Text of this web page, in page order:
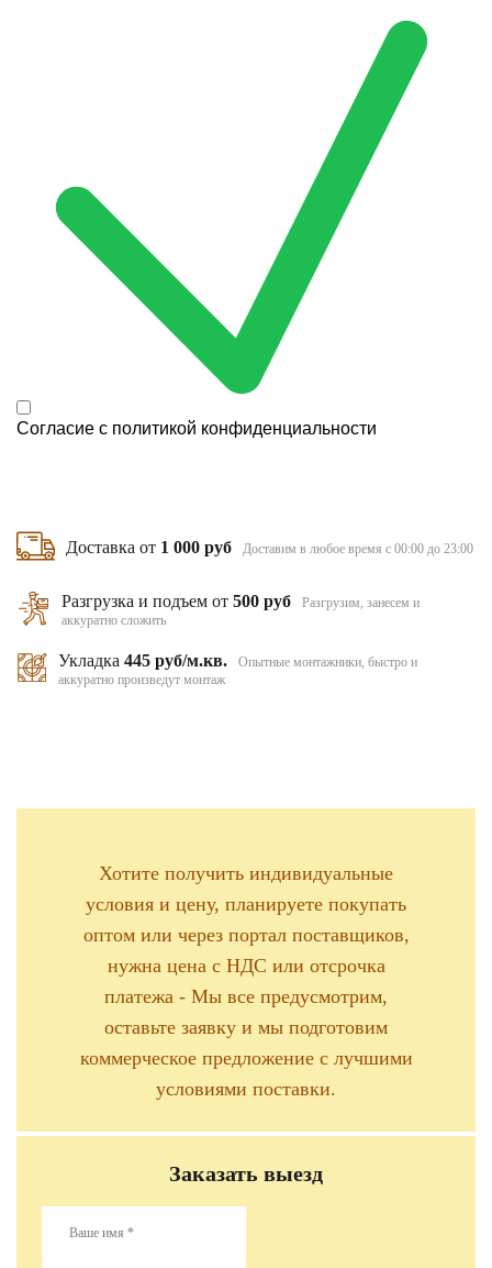
Согласие с политикой конфиденциальности
Доставка от 1 000 руб Доставим в любое время с 00:00 до 23:00
Разгрузка и подъем от500 руб
Разгрузим, занесем и
аккуратно сложить
Укладка 445 руб/м.кв.
Опытные монтажники, быстро и
аккуратно произведут монтаж
Хотите получить индивидуальные
условия и цену, планируете покупать
оптом или через портал поставщиков,
нужна цена с НДС или отсрочка
платежа - Мы все предусмотрим,
оставьте заявку и мы подготовим
коммерческое предложение с лучшими
условиями поставки.
Заказать выезд